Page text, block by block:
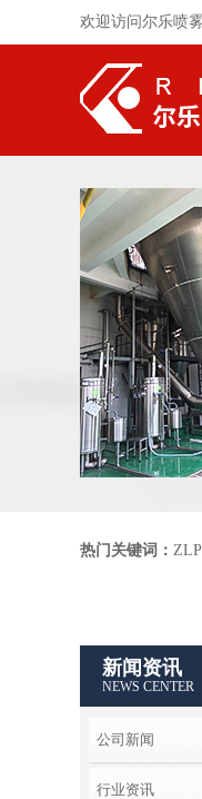
欢迎访问尔乐喷
热门关键词：
新闻资讯
NEWS CENTER
公司新闻
行业资讯